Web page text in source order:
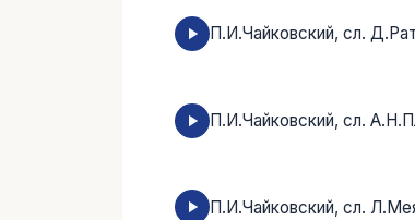
П.И.Чайковский, сл.
П.И.Чайковский, сл.
П.И.Чайковский, cл.